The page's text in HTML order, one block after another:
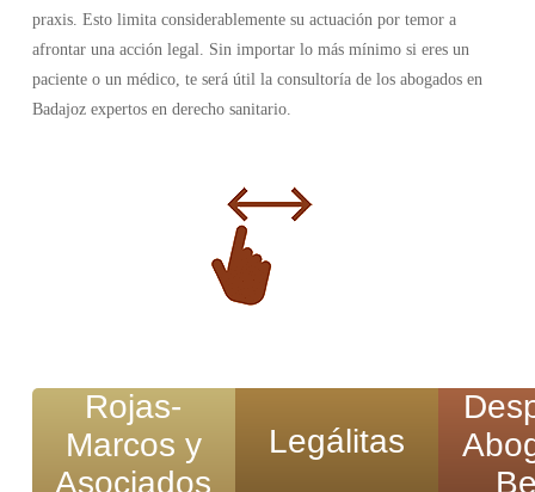
praxis. Esto limita considerablemente su actuación por temor a
afrontar una acción legal. Sin importar lo más mínimo si eres un
paciente o un médico, te será útil la consultoría de los abogados en
Badajoz expertos en derecho sanitario.
Rojas-
Marcos y
Asociados
Legálitas